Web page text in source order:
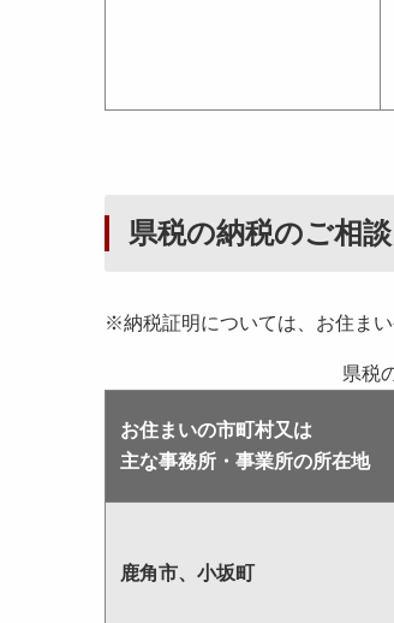
県税の納税のご相
※納税証明については、お住ま
県税
お住まいの市町村又は
主な事務所・事業所の所在地
鹿角市、小坂町